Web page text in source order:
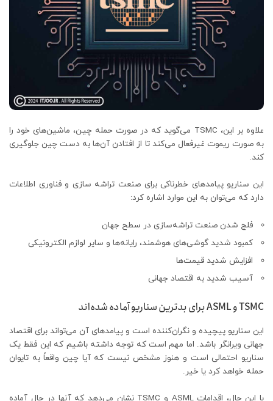
علاوه بر این، TSMC می‌گوید که در صورت حمله چین، ماشین‌های خود را
به صورت ریموت غیرفعال می‌کند تا از افتادن آن‌ها به دست چین جلوگیری
کند.
این سناریو پیامدهای خطرناکی برای صنعت تراشه سازی و فناوری اطلاعات
دارد که می‌توان به این موارد اشاره کرد:
فلج شدن صنعت تراشه‌سازی در سطح جهان
کمبود شدید گوشی‌های هوشمند، رایانه‌ها و سایر لوازم الکترونیکی
افزایش شدید قیمت‌ها
آسیب شدید به اقتصاد جهانی
TSMC و ASML برای بدترین سناریو آماده شده‌اند
این سناریو پیچیده و نگران‌کننده است و پیامدهای آن می‌تواند برای اقتصاد
جهانی ویرانگر باشد. اما مهم است که توجه داشته باشیم که این فقط یک
سناریو احتمالی است و هنوز مشخص نیست که آیا چین واقعاً به تایوان
حمله خواهد کرد یا خیر.
با این حال، اقدامات ASML و TSMC نشان می‌دهد که آنها در حال آماده